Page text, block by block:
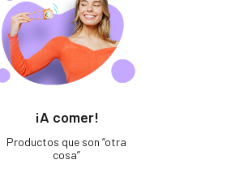
¡A comer!
Productos que son “otra
cosa”